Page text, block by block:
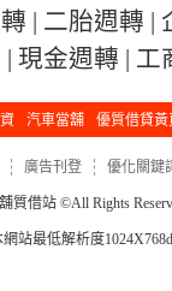
| 二胎週轉 |
現金週轉 | 工
汽車當舖 優質借貸黃
廣告刊登 優化關鍵
質借站 ©All Rights
網站最低解析度